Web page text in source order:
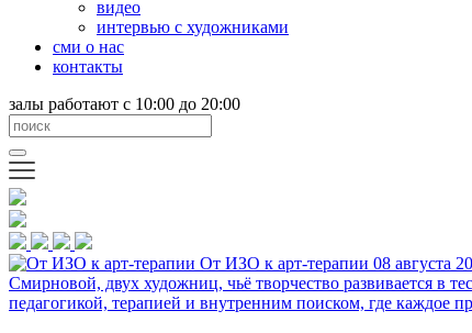
видео
интервью с художниками
сми о нас
контакты
залы работают с 10:00 до 20:00
От ИЗО к арт-терапии 08 августа
Смирновой, двух художниц, чьё творчество развивается в
педагогикой, терапией и внутренним поиском, где каждое